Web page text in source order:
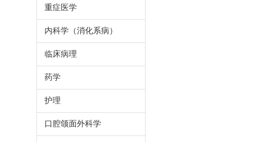
重症医学
内科学（消化系病）
临床病理
药学
护理
口腔颌面外科学